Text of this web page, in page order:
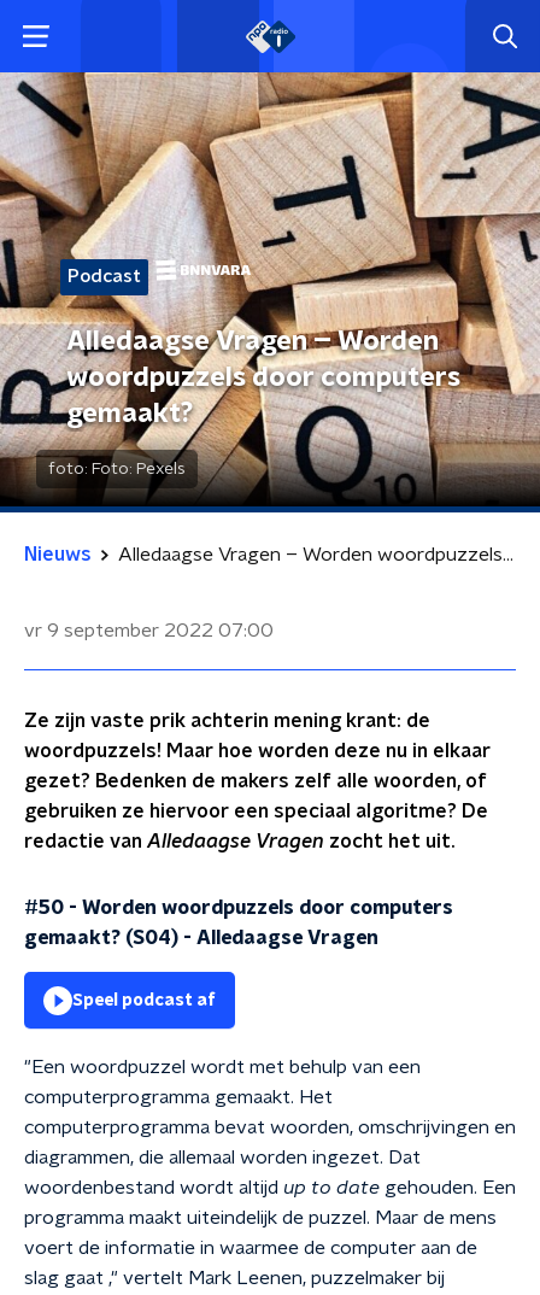
Podcast
Alledaagse Vragen – Worden
woordpuzzels door computers
gemaakt?
foto: Foto: Pexels
Nieuws Alledaagse Vragen – Worden woordpuzzels door computers gemaakt?
vr 9 september 2022 07:00
Ze zijn vaste prik achterin mening krant: de
woordpuzzels! Maar hoe worden deze nu in elkaar
gezet? Bedenken de makers zelf alle woorden, of
gebruiken ze hiervoor een speciaal algoritme? De
redactie van Alledaagse Vragen zocht het uit.
#50 - Worden woordpuzzels door computers
gemaakt? (S04) - Alledaagse Vragen
Speel podcast af
"Een woordpuzzel wordt met behulp van een
computerprogramma gemaakt. Het
computerprogramma bevat woorden, omschrijvingen en
diagrammen, die allemaal worden ingezet. Dat
woordenbestand wordt altijd up to date gehouden. Een
programma maakt uiteindelijk de puzzel. Maar de mens
voert de informatie in waarmee de computer aan de
slag gaat ," vertelt Mark Leenen, puzzelmaker bij